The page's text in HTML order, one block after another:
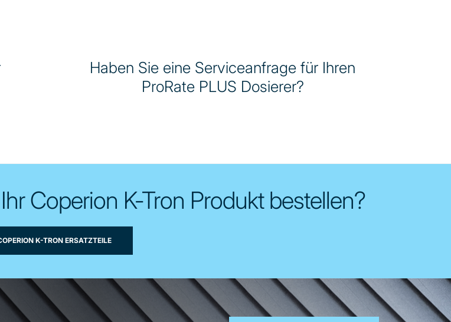
Haben Sie eine Serviceanfrage für Ihren
ProRate PLUS Dosierer?
Coperion K-Tron Produkt bestellen?
K-TRON ERSATZTEILE